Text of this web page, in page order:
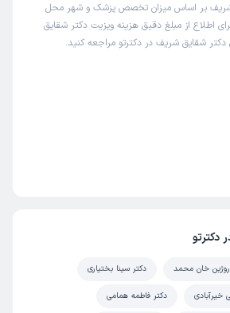
شریف بر اساس میزان تخصص پزشک و شهر محل
اطلاع از مبلغ دقیق هزینه ویزیت دکتر شقایق
دکتر شقایق شریف در دکترتو مراجعه کنید.
دکترتو
روژین خان محمد دکتر سینا بختیاری
خیرآبادی دکتر فاطمه همامی